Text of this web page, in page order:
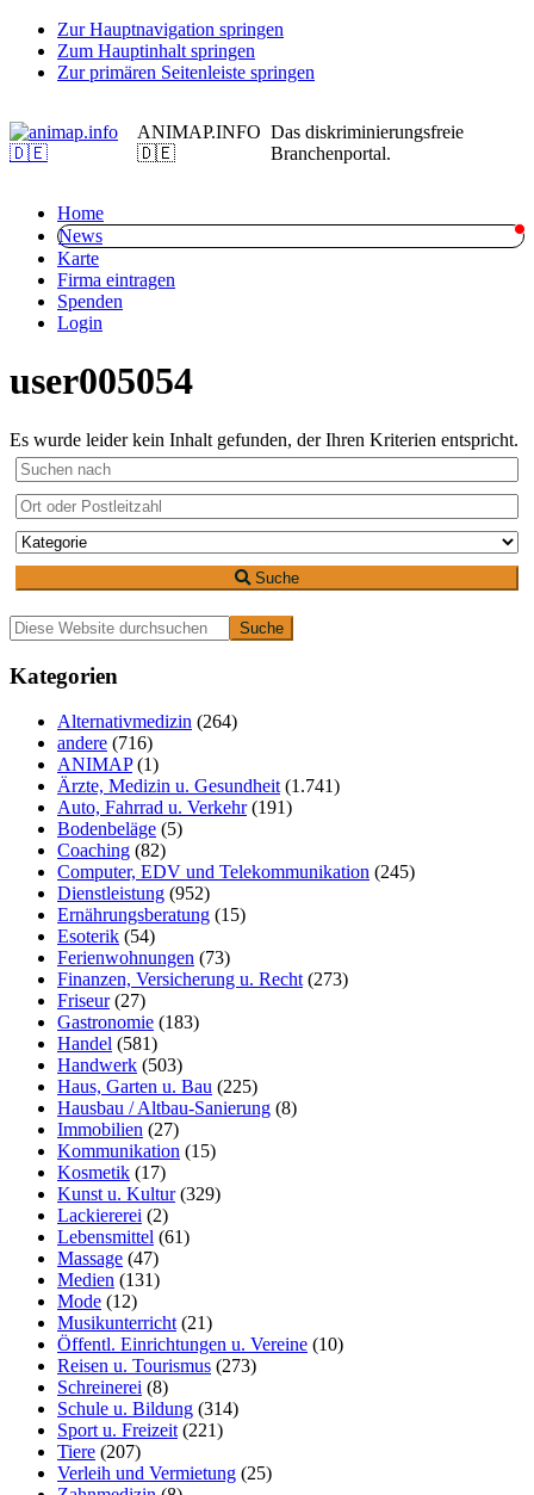
Zur Hauptnavigation springen
Zum Hauptinhalt springen
Zur primären Seitenleiste springen
ANIMAP.INFO
🇩🇪
Das diskriminierungsfreie
Branchenportal.
Home
News
Karte
Firma eintragen
Spenden
Login
user005054
Es wurde leider kein Inhalt gefunden, der Ihren Kriterien entspricht.
Suche
Primäre
Seitenleiste
Diese
Website
durchsuchen
Kategorien
Alternativmedizin (264)
andere (716)
ANIMAP(1)
Ärzte, Medizin u. Gesundheit (1.741)
Auto, Fahrrad u. Verkehr(191)
Bodenbeläge (5)
Coaching (82)
Computer, EDV und Telekommunikation (245)
Dienstleistung (952)
Ernährungsberatung (15)
Esoterik (54)
Ferienwohnungen (73)
Finanzen, Versicherung u. Recht (273)
Friseur(27)
Gastronomie (183)
Handel (581)
Handwerk (503)
Haus, Garten u. Bau (225)
Hausbau / Altbau-Sanierung (8)
Immobilien (27)
Kommunikation (15)
Kosmetik (17)
Kunst u. Kultur(329)
Lackiererei (2)
Lebensmittel (61)
Massage (47)
Medien (131)
Mode (12)
Musikunterricht (21)
Öffentl. Einrichtungen u. Vereine (10)
Reisen u. Tourismus (273)
Schreinerei (8)
Schule u. Bildung (314)
Sport u. Freizeit (221)
Tiere (207)
Verleih und Vermietung (25)